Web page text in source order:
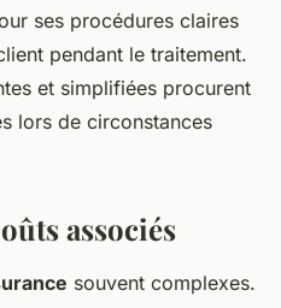
ses procédures claires
pendant le traitement.
et simplifiées procurent
lors de circonstances
associés
souvent complexes.